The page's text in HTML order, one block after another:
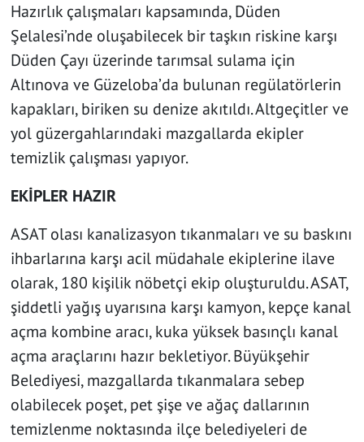
Hazırlık çalışmaları kapsamında, Düden
Şelalesi’nde oluşabilecek bir taşkın riskine karşı
Düden Çayı üzerinde tarımsal sulama için
Altınova ve Güzeloba’da bulunan regülatörlerin
kapakları, biriken su denize akıtıldı. Altgeçitler ve
yol güzergahlarındaki mazgallarda ekipler
temizlik çalışması yapıyor.
EKİPLER HAZIR
ASAT olası kanalizasyon tıkanmaları ve su baskını
ihbarlarına karşı acil müdahale ekiplerine ilave
olarak, 180 kişilik nöbetçi ekip oluşturuldu. ASAT,
şiddetli yağış uyarısına karşı kamyon, kepçe kanal
açma kombine aracı, kuka yüksek basınçlı kanal
açma araçlarını hazır bekletiyor. Büyükşehir
Belediyesi, mazgallarda tıkanmalara sebep
olabilecek poşet, pet şişe ve ağaç dallarının
temizlenme noktasında ilçe belediyeleri de